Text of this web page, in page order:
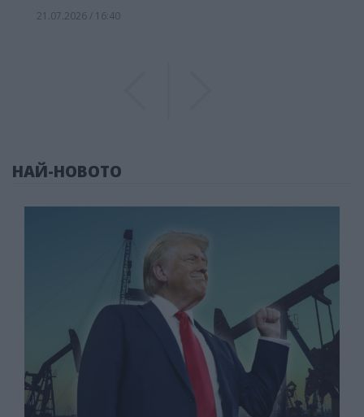
21.07.2026 / 16:40
НАЙ-НОВОТО